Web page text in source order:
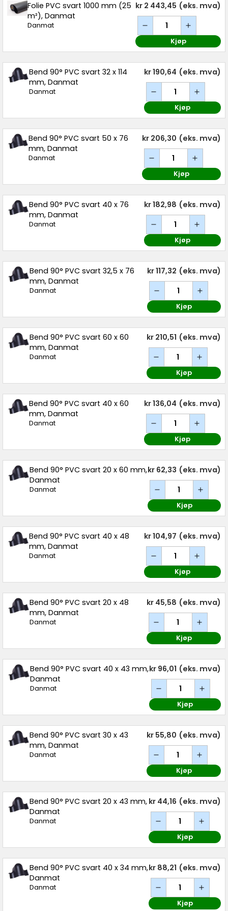
Folie PVC svart 1000 mm (25
m²), Danmat
Danmat
kr 2 443,45 (eks. mva)
Kjøp
Bend 90° PVC svart 32 x 114
mm, Danmat
Danmat
kr 190,64 (eks. mva)
Kjøp
Bend 90° PVC svart 50 x 76
mm, Danmat
Danmat
kr 206,30 (eks. mva)
Kjøp
Bend 90° PVC svart 40 x 76
mm, Danmat
Danmat
kr 182,98 (eks. mva)
Kjøp
Bend 90° PVC svart 32,5 x 76
mm, Danmat
Danmat
kr 117,32 (eks. mva)
Kjøp
Bend 90° PVC svart 60 x 60
mm, Danmat
Danmat
kr 210,51 (eks. mva)
Kjøp
Bend 90° PVC svart 40 x 60
mm, Danmat
Danmat
kr 136,04 (eks. mva)
Kjøp
Bend 90° PVC svart 20 x 60 mm,
Danmat
Danmat
kr 62,33 (eks. mva)
Kjøp
Bend 90° PVC svart 40 x 48
mm, Danmat
Danmat
kr 104,97 (eks. mva)
Kjøp
Bend 90° PVC svart 20 x 48
mm, Danmat
Danmat
kr 45,58 (eks. mva)
Kjøp
Bend 90° PVC svart 40 x 43 mm,
Danmat
Danmat
kr 96,01 (eks. mva)
Kjøp
Bend 90° PVC svart 30 x 43
mm, Danmat
Danmat
kr 55,80 (eks. mva)
Kjøp
Bend 90° PVC svart 20 x 43 mm,
Danmat
Danmat
kr 44,16 (eks. mva)
Kjøp
Bend 90° PVC svart 40 x 34 mm,
Danmat
Danmat
kr 88,21 (eks. mva)
Kjøp